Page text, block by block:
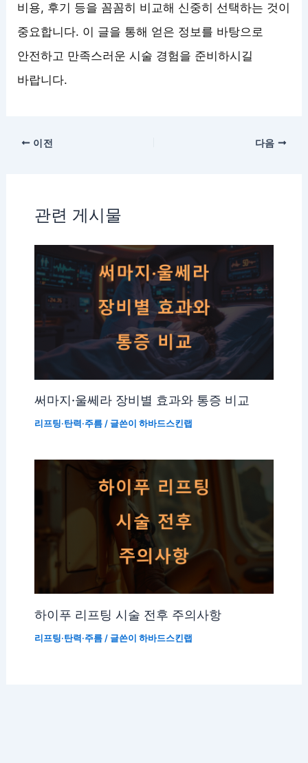
비용, 후기 등을 꼼꼼히 비교해 신중히 선택하는 것이
중요합니다. 이 글을 통해 얻은 정보를 바탕으로
안전하고 만족스러운 시술 경험을 준비하시길
바랍니다.
이전 다음
관련 게시물
써마지·울쎄라 장비별 효과와 통증 비교
리프팅·탄력·주름/ 글쓴이 하바드스킨랩
하이푸 리프팅 시술 전후 주의사항
리프팅·탄력·주름/ 글쓴이 하바드스킨랩